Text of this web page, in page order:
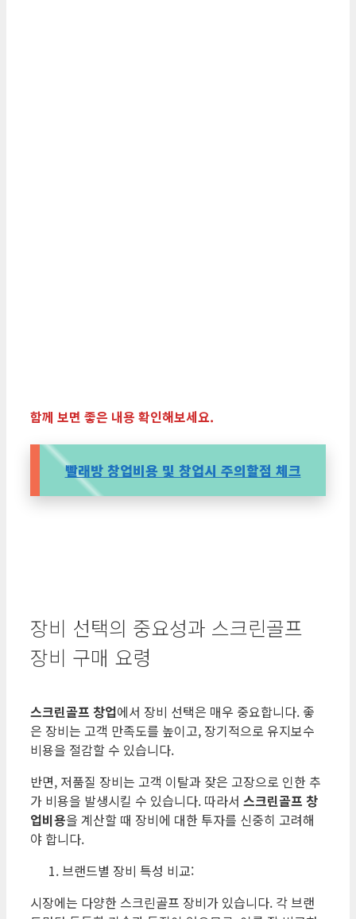
함께 보면 좋은 내용 확인해보세요.
빨래방 창업비용 및 창업시 주의할점 체크
장비 선택의 중요성과 스크린골프
장비 구매 요령
스크린골프 창업에서 장비 선택은 매우 중요합니다. 좋
은 장비는 고객 만족도를 높이고, 장기적으로 유지보수
비용을 절감할 수 있습니다.
반면, 저품질 장비는 고객 이탈과 잦은 고장으로 인한 추
가 비용을 발생시킬 수 있습니다. 따라서 스크린골프 창
업비용을 계산할 때 장비에 대한 투자를 신중히 고려해
야 합니다.
브랜드별 장비 특성 비교:
시장에는 다양한 스크린골프 장비가 있습니다. 각 브랜